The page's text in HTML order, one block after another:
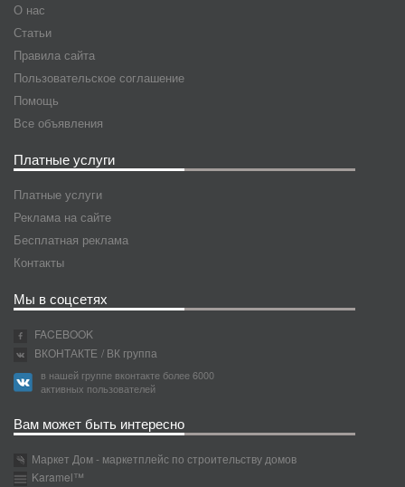
О нас
Статьи
Правила сайта
Пользовательское соглашение
Помощь
Все объявления
Платные услуги
Платные услуги
Реклама на сайте
Бесплатная реклама
Контакты
Мы в соцсетях
FACEBOOK
ВКОНТАКТЕ / ВК группа
в нашей группе вконтакте более 6000
активных пользователей
Вам может быть интересно
Маркет Дом - маркетплейс по строительству домов
Karamel™